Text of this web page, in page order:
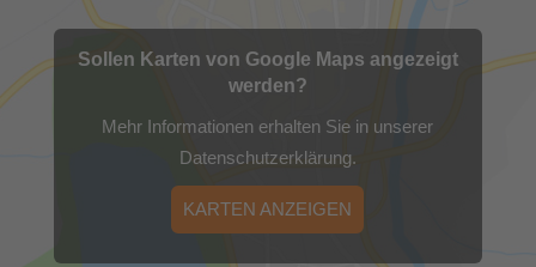
Sollen Karten von Google Maps angezeigt
werden?
Mehr Informationen erhalten Sie in unserer
Datenschutzerklärung.
KARTEN ANZEIGEN